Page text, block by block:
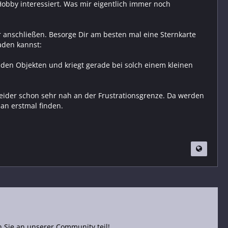
interessiert. Was mir eigentlich immer noch
Besorge Dir am besten mal eine Sternkarte
kannst:
Objekten und kriegt gerade bei solch einem kleinen
schon sehr nah an der Frustrationsgrenze. Da werden
erstmal finden.